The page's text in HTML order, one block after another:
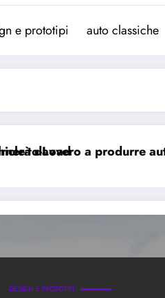
e prototipi auto classiche
produrre auto a benzina?
DESIGN E PROTOTIPI